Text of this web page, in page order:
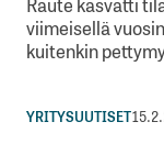
viimeisellä
kuitenkin
YRITYSUUTISET